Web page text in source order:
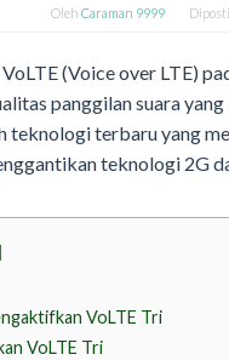
Oleh Caraman 9999
(Voice over LTE)
panggilan suara
teknologi terbaru yang
teknologi 2G
VoLTE Tri
VoLTE Tri